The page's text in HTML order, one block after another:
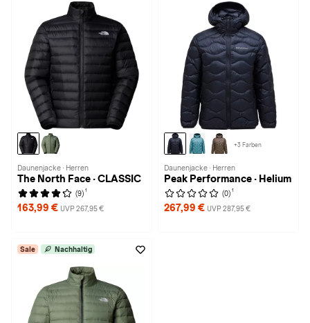
Daunenjacke · Herren
The North Face · CLASSIC
(9) 1
163,99 € UVP 267,95 €
+3 Farben
Daunenjacke · Herren
Peak Performance · Helium
(0) 1
267,99 € UVP 287,95 €
Sale Nachhaltig